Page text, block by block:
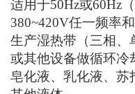
适用于50Hz或60Hz
380~420V任一频率
生产湿热带（三相、
或其他设备做循环冷
皂化液、乳化液、苏